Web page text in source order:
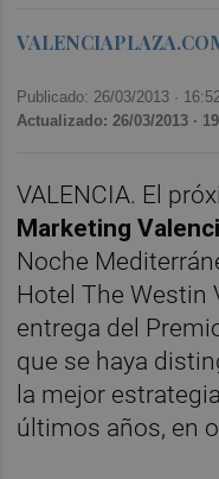
Publicado: 26/03/2013 ·
Actualizado: 26/03/2013 ·
VALENCIA. El
Marketing
Noche
Hotel The Westin
entrega del
que se haya
la mejor
últimos años, en